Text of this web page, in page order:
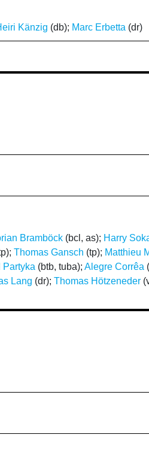
Känzig (db); Marc Erbetta (dr)
Bramböck(bcl, as); Harry
Thomas Gansch (tp); Matthieu
Partyka (btb, tuba); Alegre Corrêa
Lang (dr); Thomas Hötzeneder